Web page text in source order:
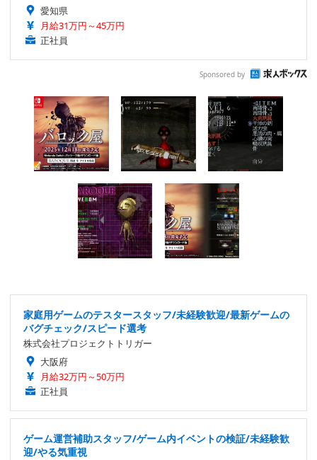
愛知県
月給31万円～45万円
正社員
Sponsored by
家庭用ゲームのテスタースタッフ/未経験歓迎/最新ゲームの
バグチェック/スピード選考
株式会社プロジェクトトリガー
大阪府
月給32万円～50万円
正社員
ゲーム運営補助スタッフ/ゲーム内イベントの検証/未経験歓
迎/やる気重視